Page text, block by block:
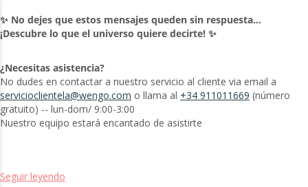
✨ No dejes que estos mensajes queden sin respuesta...
¡Descubre lo que el universo quiere decirte! ✨
¿Necesitas asistencia?
No dudes en contactar a nuestro servicio al cliente via email a
servicioclientela@wengo.com o llama al +34 911011669
gratuito) -- lun-dom/ 9:00-3:00
Nuestro equipo estará encantado de asistirte
Seguir leyendo